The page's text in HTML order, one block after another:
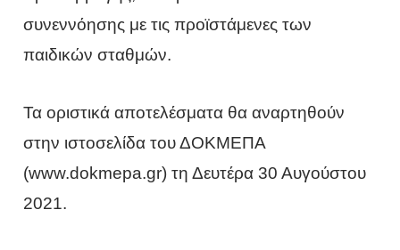
συνεννόησης με τις προϊστάμενες των
παιδικών σταθμών.
Τα οριστικά αποτελέσματα θα αναρτηθούν
στην ιστοσελίδα του ΔΟΚΜΕΠΑ
(www.dokmepa.gr) τη Δευτέρα 30 Αυγούστου
2021.